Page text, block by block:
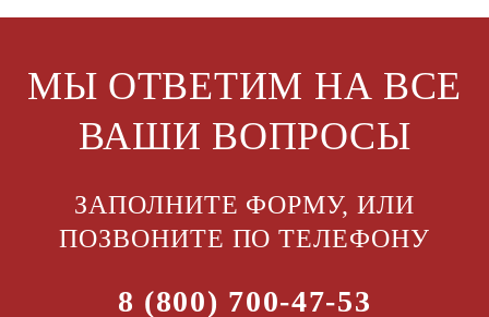
МЫ ОТВЕТИМ НА ВСЕ
ВАШИ ВОПРОСЫ
ЗАПОЛНИТЕ ФОРМУ, ИЛИ
ПОЗВОНИТЕ ПО ТЕЛЕФОНУ
8 (800) 700-47-53